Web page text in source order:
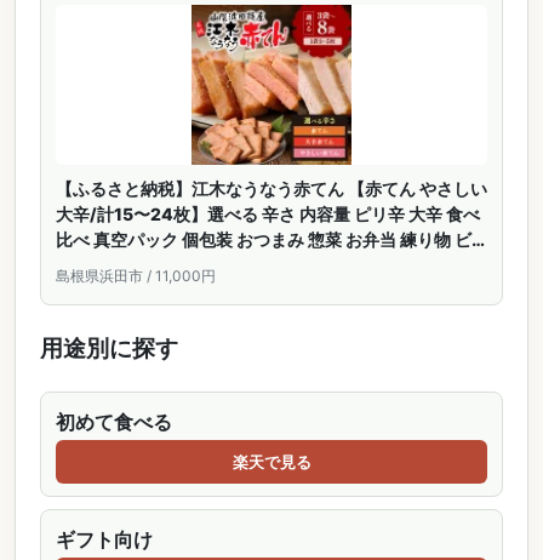
【ふるさと納税】江木なうなう赤てん 【赤てん やさしい
大辛/計15〜24枚】選べる 辛さ 内容量 ピリ辛 大辛 食べ
比べ 真空パック 個包装 おつまみ 惣菜 お弁当 練り物 ビ
ール 天ぷら 赤天 あか天 ご当地 グルメ
島根県浜田市 / 11,000円
用途別に探す
初めて食べる
楽天で見る
ギフト向け